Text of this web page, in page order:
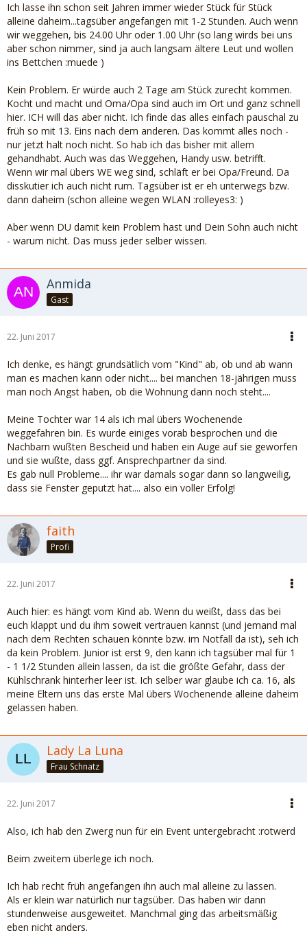
Ich lasse ihn schon seit Jahren immer wieder Stück für Stück
alleine daheim...tagsüber angefangen mit 1-2 Stunden. Auch wenn
wir weggehen, bis 24.00 Uhr oder 1.00 Uhr (so lang wirds bei uns
aber schon nimmer, sind ja auch langsam ältere Leut und wollen
ins Bettchen :muede )
Kein Problem. Er würde auch 2 Tage am Stück zurecht kommen.
Kocht und macht und Oma/Opa sind auch im Ort und ganz schnell
hier. ICH will das aber nicht. Ich finde das alles einfach pauschal zu
früh so mit 13. Eins nach dem anderen. Das kommt alles noch -
nur jetzt halt noch nicht. So hab ich das bisher mit allem
gehandhabt. Auch was das Weggehen, Handy usw. betrifft.
Wenn wir mal übers WE weg sind, schläft er bei Opa/Freund. Da
disskutier ich auch nicht rum. Tagsüber ist er eh unterwegs bzw.
dann daheim (schon alleine wegen WLAN :rolleyes3: )
Aber wenn DU damit kein Problem hast und Dein Sohn auch nicht
- warum nicht. Das muss jeder selber wissen.
Anmida
Gast
22. Juni 2017
Ich denke, es hängt grundsätlich vom "Kind" ab, ob und ab wann
man es machen kann oder nicht.... bei manchen 18-jährigen muss
man noch Angst haben, ob die Wohnung dann noch steht....
Meine Tochter war 14 als ich mal übers Wochenende
weggefahren bin. Es wurde einiges vorab besprochen und die
Nachbarn wußten Bescheid und haben ein Auge auf sie geworfen
und sie wußte, dass ggf. Ansprechpartner da sind.
Es gab null Probleme.... ihr war damals sogar dann so langweilig,
dass sie Fenster geputzt hat.... also ein voller Erfolg!
faith
Profi
22. Juni 2017
Auch hier: es hängt vom Kind ab. Wenn du weißt, dass das bei
euch klappt und du ihm soweit vertrauen kannst (und jemand mal
nach dem Rechten schauen könnte bzw. im Notfall da ist), seh ich
da kein Problem. Junior ist erst 9, den kann ich tagsüber mal für 1
- 1 1/2 Stunden allein lassen, da ist die größte Gefahr, dass der
Kühlschrank hinterher leer ist. Ich selber war glaube ich ca. 16, als
meine Eltern uns das erste Mal übers Wochenende alleine daheim
gelassen haben.
Lady La Luna
Frau Schnatz
22. Juni 2017
Also, ich hab den Zwerg nun für ein Event untergebracht :rotwerd
Beim zweitem überlege ich noch.
Ich hab recht früh angefangen ihn auch mal alleine zu lassen.
Als er klein war natürlich nur tagsüber. Das haben wir dann
stundenweise ausgeweitet. Manchmal ging das arbeitsmäßig
eben nicht anders.